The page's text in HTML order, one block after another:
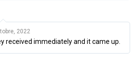
2022
received immediately and it came up.